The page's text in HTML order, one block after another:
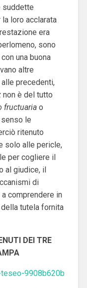
suddette
loro acclarata
era
sono
una buona
altre
precedenti,
non è del tutto
fructuaria o
le
ritenuto
solo alle pericle,
per cogliere il
al giudice, il
di
comprendere in
tutela fornita
DEI TRE
9908b620b